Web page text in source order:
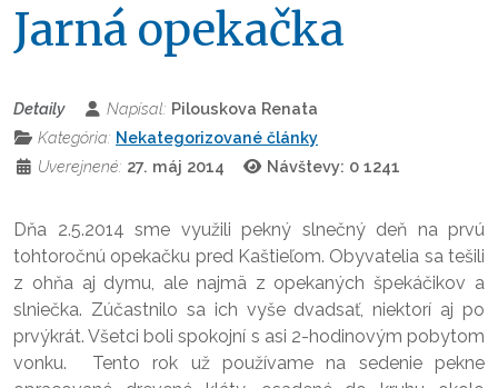
Jarná opekačka
Detaily Napísal: Pilouskova Renata
Kategória: Nekategorizované články
Uverejnené: 27. máj 2014 Návštevy: 0 1241
Dňa 2.5.2014 sme využili pekný slnečný deň na prvú
tohtoročnú opekačku pred Kaštieľom. Obyvatelia sa tešili
z ohňa aj dymu, ale najmä z opekaných špekáčikov a
slniečka. Zúčastnilo sa ich vyše dvadsať, niektorí aj po
prvýkrát. Všetci boli spokojní s asi 2-hodinovým pobytom
vonku. Tento rok už používame na sedenie pekne